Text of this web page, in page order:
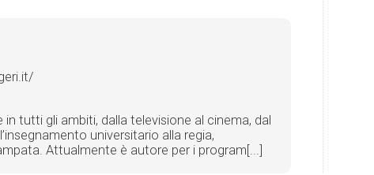
tutti gli ambiti, dalla televisione al cinema, dal
universitario alla regia,
Attualmente è autore per i program[...]